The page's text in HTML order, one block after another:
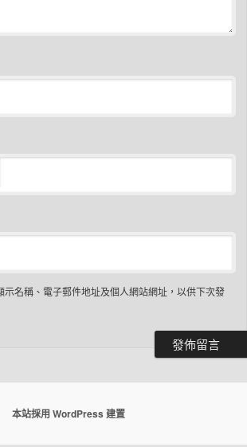
示名稱、電子郵件地址及個人網站網址，以供下次發
本站採用 WordPress 建置